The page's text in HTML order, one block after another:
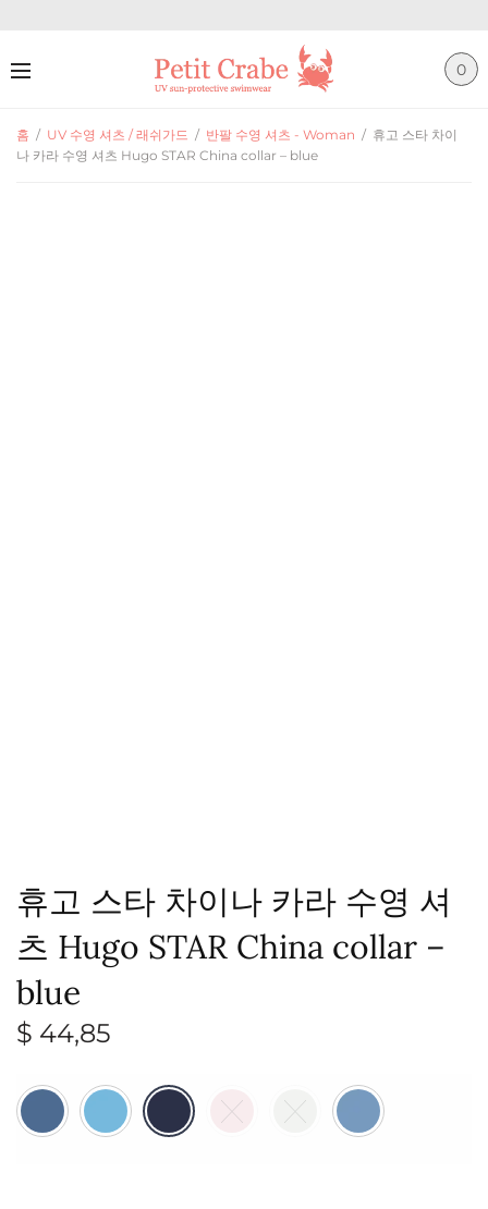
0
홈 / UV 수영 셔츠 / 래쉬가드 / 반팔 수영 셔츠 - Woman / 휴고 스타 차이
나 카라 수영 셔츠 Hugo STAR China collar – blue
휴고 스타 차이나 카라 수영 셔
츠 Hugo STAR China collar –
blue
$ 44,85